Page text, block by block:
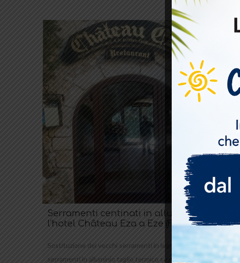
Serramenti centinati in alluminio per
l’hotel Château Eza a Eze (Francia)
Sostituzione dei vecchi serramenti in legno con
serramenti in alluminio taglio termico su misura.